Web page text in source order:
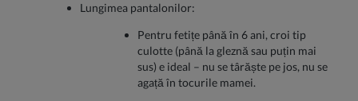
Lungimea pantalonilor:
Pentru fetițe până în 6 ani, croi tip
culotte (până la gleznă sau puțin mai
sus) e ideal – nu se târăște pe jos, nu se
agață în tocurile mamei.